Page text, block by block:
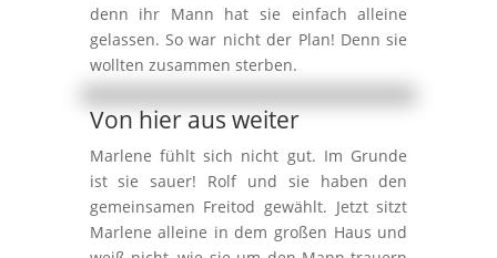
denn ihr Mann hat sie einfach alleine
gelassen. So war nicht der Plan! Denn sie
wollten zusammen sterben.
Von hier aus weiter
Marlene fühlt sich nicht gut. Im Grunde
ist sie sauer! Rolf und sie haben den
gemeinsamen Freitod gewählt. Jetzt sitzt
Marlene alleine in dem großen Haus und